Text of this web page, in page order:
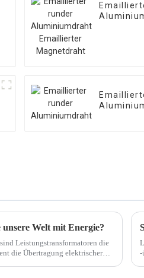
Welt mit Energie?
Leistungstransformatoren die
die Übertragung elektrischer
-